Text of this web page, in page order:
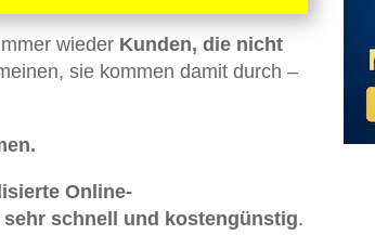
wieder Kunden, die nicht
sie kommen damit durch –
Online-
schnell und kostengünstig.